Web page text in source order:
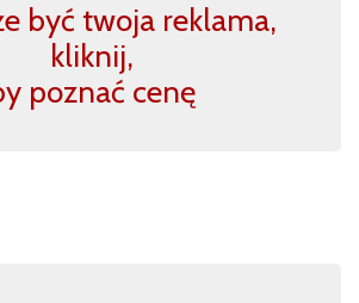
być twoja reklama,
kliknij,
poznać cenę